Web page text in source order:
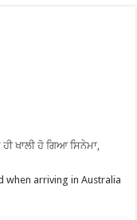
ਖਾਲੀ ਹੋ ਗਿਆ ਸਿਨੇਮਾ,
when arriving in Australia